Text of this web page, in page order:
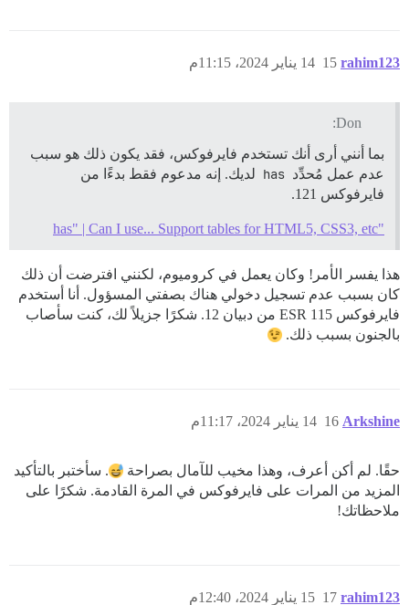
rahim123 14 يناير 2024، 11:15م 15
Don:
بما أنني أرى أنك تستخدم فايرفوكس، فقد يكون ذلك هو سبب
عدم عمل مُحدِّد has لديك. إنه مدعوم فقط بدءًا من
فايرفوكس 121.
"has" | Can I use... Support tables for HTML5, CSS3, etc
هذا يفسر الأمر! وكان يعمل في كروميوم، لكنني افترضت أن ذلك
كان بسبب عدم تسجيل دخولي هناك بصفتي المسؤول. أنا أستخدم
فايرفوكس 115 ESR من دبيان 12. شكرًا جزيلاً لك، كنت سأصاب
بالجنون بسبب ذلك.
Arkshine 14 يناير 2024، 11:17م 16
حقًا. لم أكن أعرف، وهذا مخيب للآمال بصراحة
. سأختبر بالتأكيد
المزيد من المرات على فايرفوكس في المرة القادمة. شكرًا على
ملاحظاتك!
rahim123 15 يناير 2024، 12:40م 17